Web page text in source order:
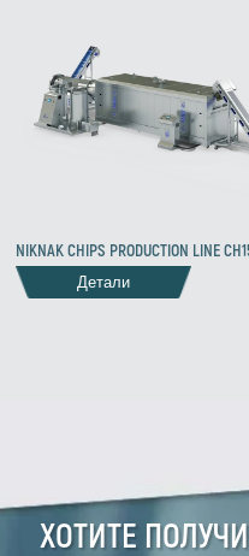
NIKNAK CHIPS PRODUCTION LINE
Детали
ХОТИТЕ